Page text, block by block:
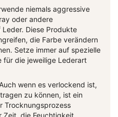
niemals aggressive
oder andere
Diese Produkte
die Farbe verändern
Setze immer auf spezielle
die jeweilige Lederart
wenn es verlockend ist,
zu können, ist ein
Trocknungsprozess